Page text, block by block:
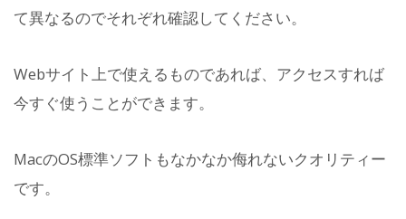
て異なるのでそれぞれ確認してください。
Webサイト上で使えるものであれば、アクセスすれば
今すぐ使うことができます。
MacのOS標準ソフトもなかなか侮れないクオリティー
です。